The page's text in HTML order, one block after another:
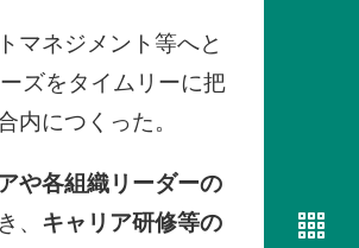
マネジメント等へと
ズをタイムリーに把
内につくった。
や各組織リーダーの
、 キャリア研修等の